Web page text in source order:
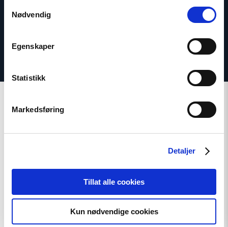
Nødvendig
Egenskaper
Statistikk
Markedsføring
Detaljer
Tillat alle cookies
Kun nødvendige cookies
Read
"Krever
internasjonal